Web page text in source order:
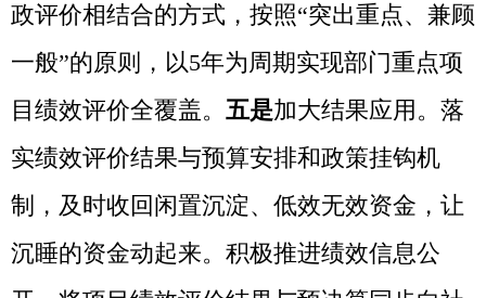
快资金使用进度，对分配迟缓、资金闲置的
及时督促整改，更好发挥积极财政政策效
能，为纾解企业困难、保障基本民生提供重
要支撑。牢固树立乡村振兴战略的全局意